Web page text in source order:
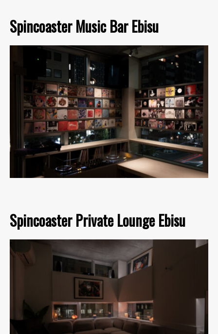
Spincoaster Music Bar Ebisu
Spincoaster Private Lounge Ebisu